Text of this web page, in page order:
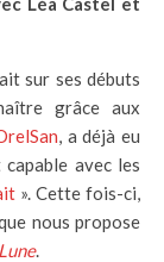
sur ses débuts
grâce aux
, a déjà eu
avec les
». Cette fois-ci,
nous propose
.